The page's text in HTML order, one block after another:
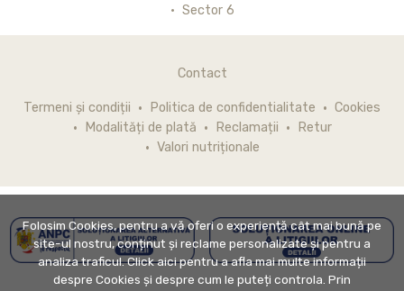
Sector 6
Contact
Termeni și condiții Politica de confidentialitate
Cookies
Modalități de plată
Reclamații
Retur
Valori nutriționale
Folosim Cookies, pentru a vă oferi o experiență cât mai bună pe
site-ul nostru, conținut și reclame personalizate și pentru a
analiza traficul. Click aici pentru a afla mai multe informații
despre Cookies și despre cum le puteți controla. Prin